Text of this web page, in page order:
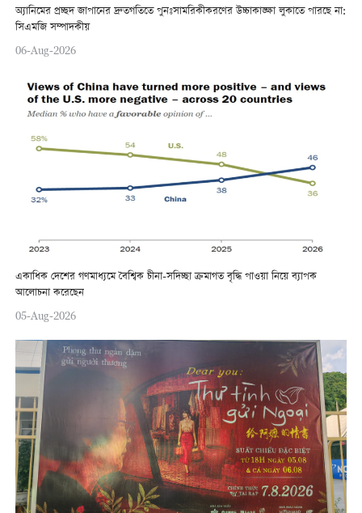
অ্যানিমের প্রচ্ছদ জাপানের দ্রুতগতিতে পুনঃসামরিকীকরণের উচ্চাকাঙ্ক্ষা লুকাতে পারছে না:
সিএমজি সম্পাদকীয়
06-Aug-2026
একাধিক দেশের গণমাধ্যমে বৈশ্বিক চীনা-সদিচ্ছা ক্রমাগত বৃদ্ধি পাওয়া নিয়ে ব্যাপক
আলোচনা করেছেন
05-Aug-2026